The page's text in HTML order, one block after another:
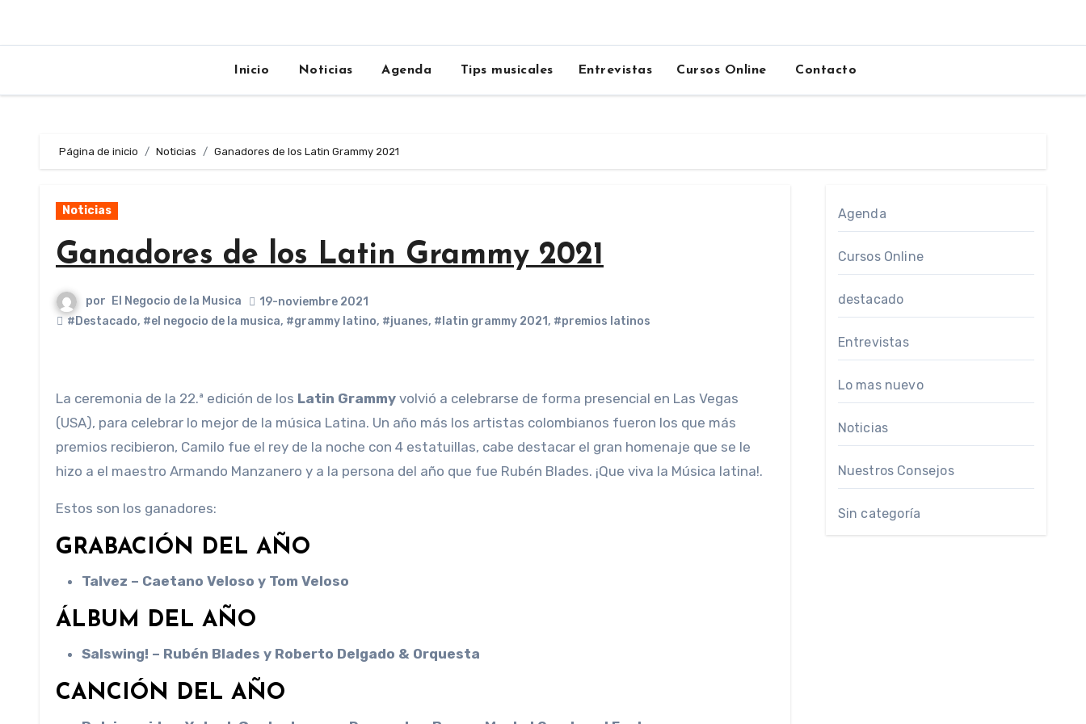
Inicio Noticias Agenda Tips musicales Entrevistas Cursos Online Contacto
Página de inicio Noticias Ganadores de los Latin Grammy 2021
Noticias
Ganadores de los Latin Grammy 2021
por El Negocio de la Musica
19-noviembre 2021
#Destacado, #el negocio de la musica, #grammy latino, #juanes, #latin grammy 2021, #premios latinos
La ceremonia de la 22.ª edición de los Latin Grammy volvió a celebrarse de forma presencial en Las Vegas
(USA), para celebrar lo mejor de la música Latina. Un año más los artistas colombianos fueron los que más
premios recibieron, Camilo fue el rey de la noche con 4 estatuillas, cabe destacar el gran homenaje que se le
hizo a el maestro Armando Manzanero y a la persona del año que fue Rubén Blades. ¡Que viva la Música latina!.
Estos son los ganadores:
GRABACIÓN DEL AÑO
Talvez – Caetano Veloso y Tom Veloso
ÁLBUM DEL AÑO
Salswing! – Rubén Blades y Roberto Delgado & Orquesta
CANCIÓN DEL AÑO
Agenda
Cursos Online
destacado
Entrevistas
Lo mas nuevo
Noticias
Nuestros Consejos
Sin categoría